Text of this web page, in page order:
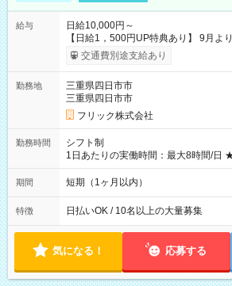
給与
日給10,000円～
【日給1，500円UP特典あり】 9月よ
ると 期間中(9/16~10/23) の日給がUP!
り稼げます♪ 【試用期間】試用期間なし
交通費別途支給あり
勤務地
三重県四日市市
三重県四日市市
フリック株式会社
勤務時間
シフト制
1日あたりの実働時間：最大8時間/日
日~2026年10月23日 短期勤務OK! 期
※週3~5日勤務(勤務日数応相談) ※期間
り ※夜勤シフトあり
期間 短期（1ヶ月以内）
特徴 日払いOK / 10名以上の大量募集
気になる！ 応募する